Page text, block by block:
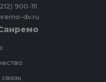
900-111
dv.ru